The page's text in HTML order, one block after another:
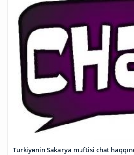
Türkiyənin Sakarya müftisi chat